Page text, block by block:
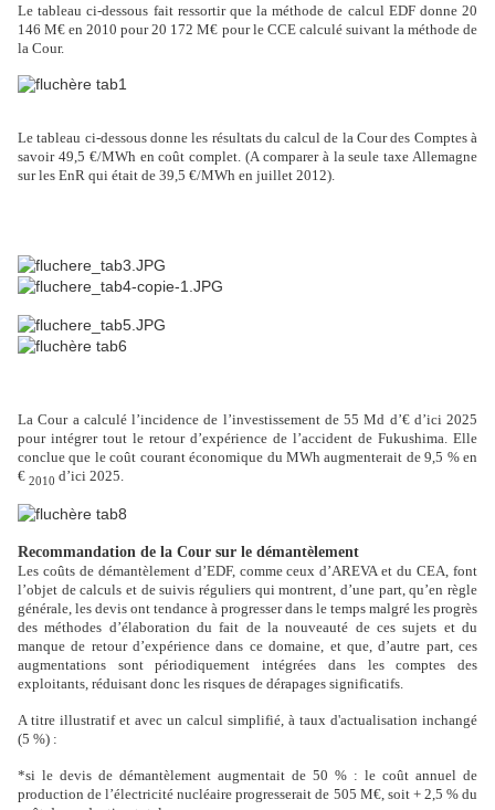
Le tableau ci-dessous fait ressortir que la méthode de calcul EDF donne 20
146 M€ en 2010 pour 20 172 M€ pour le CCE calculé suivant la méthode de
la Cour.
Le tableau ci-dessous donne les résultats du calcul de la Cour des Comptes à
savoir 49,5 €/MWh en coût complet. (A comparer à la seule taxe Allemagne
sur les EnR qui était de 39,5 €/MWh en juillet 2012).
La Cour a calculé l’incidence de l’investissement de 55 Md d’€ d’ici 2025
pour intégrer tout le retour d’expérience de l’accident de Fukushima. Elle
conclue que le coût courant économique du MWh augmenterait de 9,5 % en
€ 2010 d’ici 2025.
Recommandation de la Cour sur le démantèlement
Les coûts de démantèlement d’EDF, comme ceux d’AREVA et du CEA, font
l’objet de calculs et de suivis réguliers qui montrent, d’une part, qu’en règle
générale, les devis ont tendance à progresser dans le temps malgré les progrès
des méthodes d’élaboration du fait de la nouveauté de ces sujets et du
manque de retour d’expérience dans ce domaine, et que, d’autre part, ces
augmentations sont périodiquement intégrées dans les comptes des
exploitants, réduisant donc les risques de dérapages significatifs.
A titre illustratif et avec un calcul simplifié, à taux d'actualisation inchangé
(5 %) :
*si le devis de démantèlement augmentait de 50 % : le coût annuel de
production de l’électricité nucléaire progresserait de 505 M€, soit + 2,5 % du